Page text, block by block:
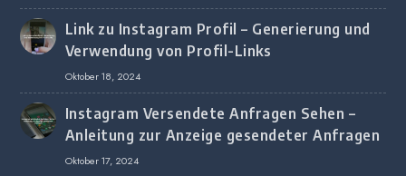
Link zu Instagram Profil – Generierung und
Verwendung von Profil-Links
Oktober 18, 2024
Instagram Versendete Anfragen Sehen –
Anleitung zur Anzeige gesendeter Anfragen
Oktober 17, 2024